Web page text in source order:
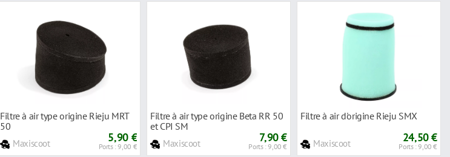
Filtre à air type origine Rieju MRT
50
Maxiscoot 5,90 €
Ports : 9,00 €
Filtre à air type origine Beta RR 50
et CPI SM
Maxiscoot 7,90 €
Ports : 9,00 €
Filtre à air d'origine Rieju SMX
Maxiscoot 24,50 €
Ports : 9,00 €